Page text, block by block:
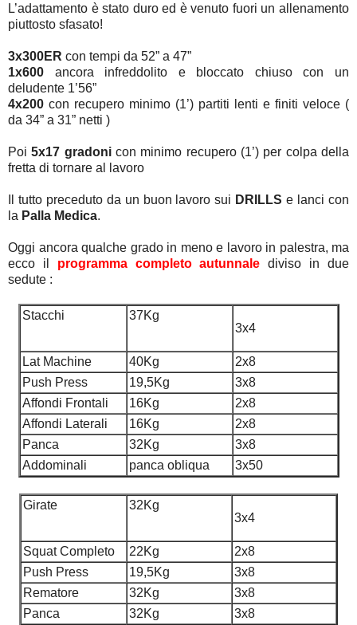
L’adattamento è stato duro ed è venuto fuori un allenamento
piuttosto sfasato!
3x300ER con tempi da 52” a 47”
1x600 ancora infreddolito e bloccato chiuso con un
deludente 1’56”
4x200 con recupero minimo (1’) partiti lenti e finiti veloce (
da 34” a 31” netti )
Poi5x17 gradonicon minimo recupero (1’) per colpa della
fretta di tornare al lavoro
Il tutto preceduto da un buon lavoro sui DRILLS e lanci con
la Palla Medica.
Oggi ancora qualche grado in meno e lavoro in palestra, ma
ecco il programma completo autunnale diviso in due
sedute :
Stacchi
37Kg
3x4
Lat Machine 40Kg
2x8
Push Press
19,5Kg
3x8
Affondi Frontali
16Kg
2x8
Affondi Laterali
16Kg
2x8
Panca
32Kg
3x8
Addominali
panca obliqua 3x50
Girate
32Kg
3x4
Squat Completo 22Kg
2x8
Push Press
19,5Kg
3x8
Rematore
32Kg
3x8
Panca
32Kg
3x8